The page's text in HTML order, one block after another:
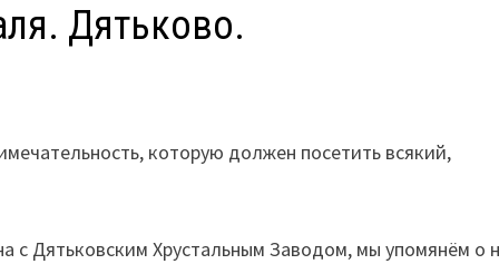
Дятьково.
которую должен посетить всякий,
с Дятьковским Хрустальным Заводом, мы упомянём о